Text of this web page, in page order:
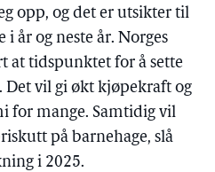
opp, og det er utsikter til
år og neste år. Norges
at tidspunktet for å sette
Det vil gi økt kjøpekraft og
for mange. Samtidig vil
på barnehage, slå
i 2025.